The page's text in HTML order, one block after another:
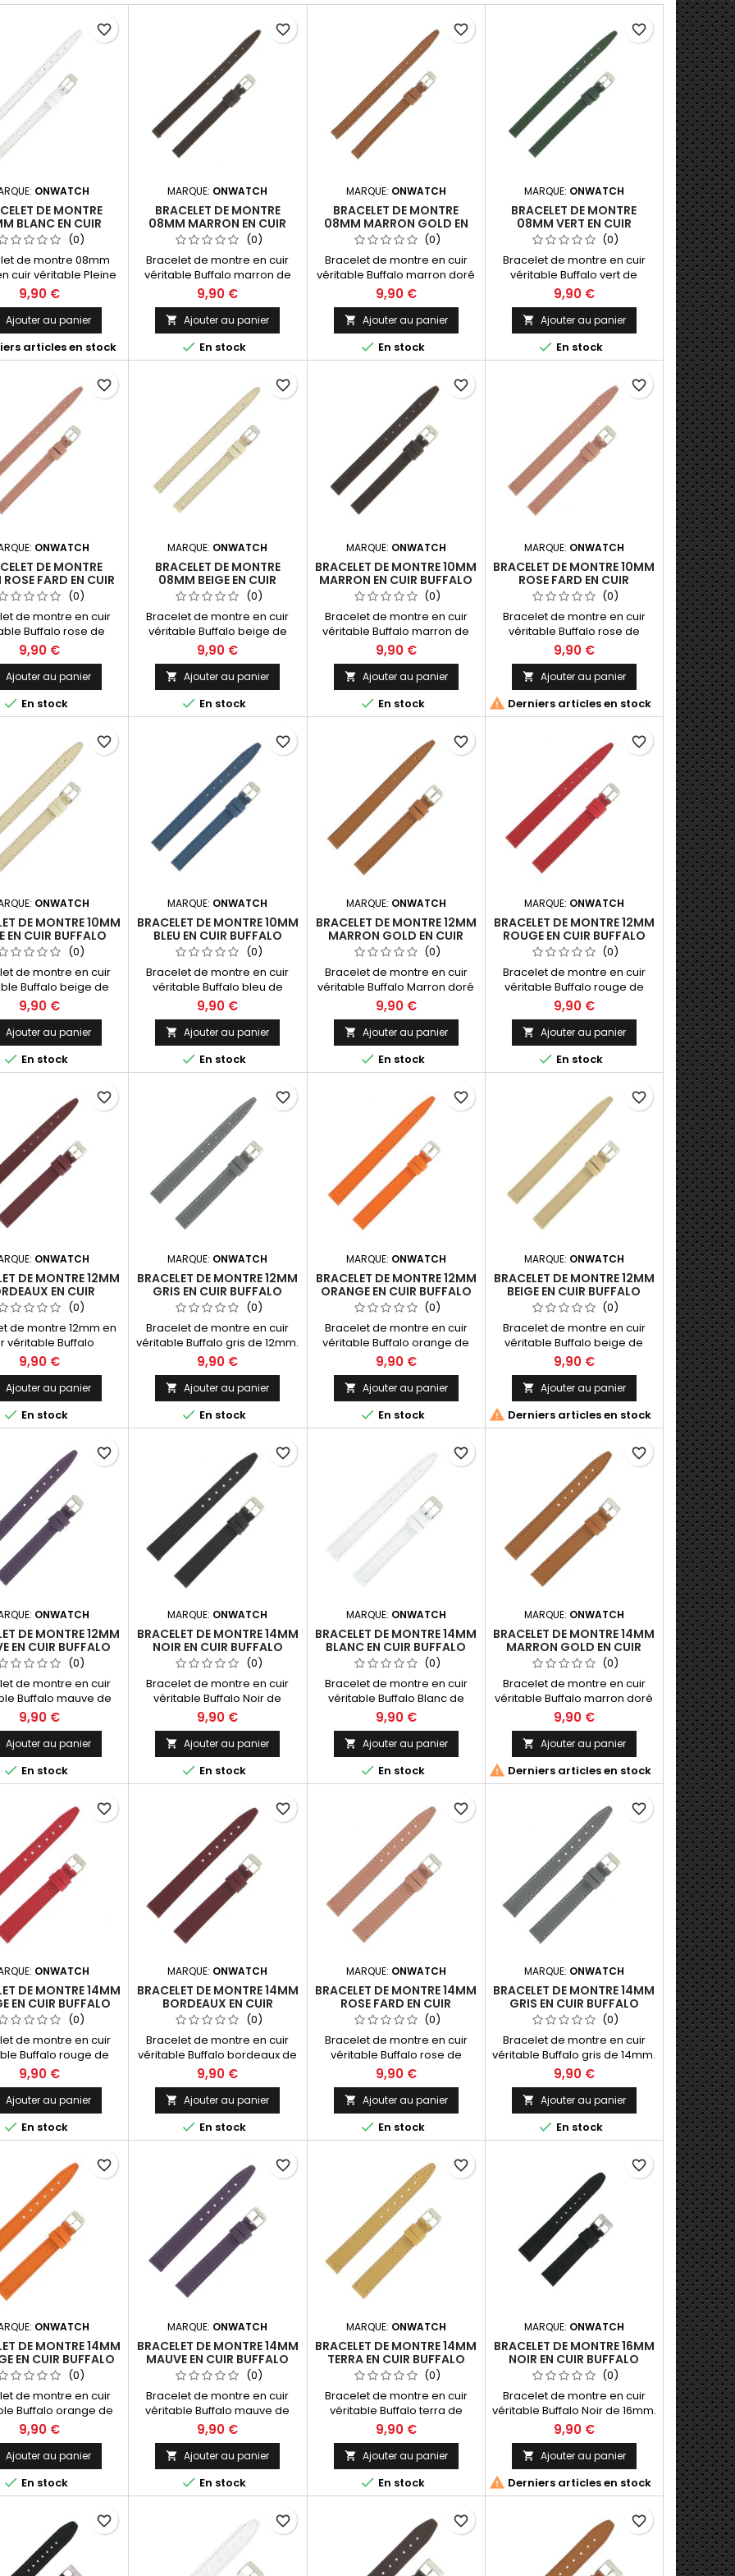
ONWATCH
DE MONTRE
BLANC EN CUIR
FABRICATION
ARTISANALE
(0)
de montre 08mm
cuir véritable Pleine
Buffalo. Fabrication
Made in Spain.
9,90 €
Ajouter au panier
articles en stock
favorite_border
MARQUE: ONWATCH
BRACELET DE MONTRE
08MM MARRON EN CUIR
BUFFALO FABRICATION
ARTISANALE
(0)
Bracelet de montre en cuir
véritable Buffalo marron de
08mm. Fabrication Artisanale
Made in Spain.
9,90 €
 Ajouter au panier
 En stock
favorite_border
MARQUE: ONWATCH
BRACELET DE MONTRE
08MM MARRON GOLD EN
CUIR BUFFALO FABRICATION
ARTISANALE
(0)
Bracelet de montre en cuir
véritable Buffalo marron doré
de 08mm. Fabrication
Artisanale Made in Spain.
9,90 €
 Ajouter au panier
 En stock
favorite_border
MARQUE: ONWATCH
BRACELET DE MONTRE
08MM VERT EN CUIR
BUFFALO FABRICATION
ARTISANALE
(0)
Bracelet de montre en cuir
véritable Buffalo vert de
08mm. Fabrication Artisanale
Made in Spain.
9,90 €
 Ajouter au panier
 En stock
favorite_border
ONWATCH
DE MONTRE
FARD EN CUIR
FABRICATION
ARTISANALE
(0)
de montre en cuir
Buffalo rose de
Fabrication Artisanale
Made in Spain.
9,90 €
Ajouter au panier
 En stock
favorite_border
MARQUE: ONWATCH
BRACELET DE MONTRE
08MM BEIGE EN CUIR
BUFFALO FABRICATION
ARTISANALE
(0)
Bracelet de montre en cuir
véritable Buffalo beige de
08mm. Fabrication Artisanale
Made in Spain.
9,90 €
 Ajouter au panier
 En stock
favorite_border
MARQUE: ONWATCH
BRACELET DE MONTRE 10MM
MARRON EN CUIR BUFFALO
FABRICATION ARTISANALE
(0)
Bracelet de montre en cuir
véritable Buffalo marron de
10mm. Fabrication Artisanale
Made in Spain.
9,90 €
 Ajouter au panier
 En stock
favorite_border
MARQUE: ONWATCH
BRACELET DE MONTRE 10MM
ROSE FARD EN CUIR
BUFFALO FABRICATION
ARTISANALE
(0)
Bracelet de montre en cuir
véritable Buffalo rose de
10mm. Fabrication Artisanale
Made in Spain.
9,90 €
 Ajouter au panier
 Derniers articles en stock
favorite_border
ONWATCH
DE MONTRE 10MM
EN CUIR BUFFALO
ARTISANALE
(0)
de montre en cuir
Buffalo beige de
Fabrication Artisanale
Made in Spain.
9,90 €
Ajouter au panier
 En stock
favorite_border
MARQUE: ONWATCH
BRACELET DE MONTRE 10MM
BLEU EN CUIR BUFFALO
FABRICATION ARTISANALE
(0)
Bracelet de montre en cuir
véritable Buffalo bleu de
10mm. Fabrication Artisanale
Made in Spain.
9,90 €
 Ajouter au panier
 En stock
favorite_border
MARQUE: ONWATCH
BRACELET DE MONTRE 12MM
MARRON GOLD EN CUIR
BUFFALO FABRICATION
ARTISANALE
(0)
Bracelet de montre en cuir
véritable Buffalo Marron doré
de 12mm. Fabrication
Artisanale Made in Spain.
9,90 €
 Ajouter au panier
 En stock
favorite_border
MARQUE: ONWATCH
BRACELET DE MONTRE 12MM
ROUGE EN CUIR BUFFALO
FABRICATION ARTISANALE
(0)
Bracelet de montre en cuir
véritable Buffalo rouge de
12mm. Fabrication Artisanale
Made in Spain.
9,90 €
 Ajouter au panier
 En stock
favorite_border
ONWATCH
DE MONTRE 12MM
EN CUIR
FABRICATION
ARTISANALE
(0)
de montre 12mm en
véritable Buffalo
Fabrication
Made in Spain.
9,90 €
Ajouter au panier
 En stock
favorite_border
MARQUE: ONWATCH
BRACELET DE MONTRE 12MM
GRIS EN CUIR BUFFALO
FABRICATION ARTISANALE
(0)
Bracelet de montre en cuir
véritable Buffalo gris de 12mm.
Fabrication Artisanale Made in
Spain.
9,90 €
 Ajouter au panier
 En stock
favorite_border
MARQUE: ONWATCH
BRACELET DE MONTRE 12MM
ORANGE EN CUIR BUFFALO
FABRICATION ARTISANALE
(0)
Bracelet de montre en cuir
véritable Buffalo orange de
12mm. Fabrication Artisanale
Made in Spain.
9,90 €
 Ajouter au panier
 En stock
favorite_border
MARQUE: ONWATCH
BRACELET DE MONTRE 12MM
BEIGE EN CUIR BUFFALO
FABRICATION ARTISANALE
(0)
Bracelet de montre en cuir
véritable Buffalo beige de
12mm. Fabrication Artisanale
Made in Spain.
9,90 €
 Ajouter au panier
 Derniers articles en stock
favorite_border
ONWATCH
DE MONTRE 12MM
EN CUIR BUFFALO
ARTISANALE
(0)
de montre en cuir
Buffalo mauve de
Fabrication Artisanale
Made in Spain.
9,90 €
Ajouter au panier
 En stock
favorite_border
MARQUE: ONWATCH
BRACELET DE MONTRE 14MM
NOIR EN CUIR BUFFALO
FABRICATION ARTISANALE
(0)
Bracelet de montre en cuir
véritable Buffalo Noir de
14mm. Fabrication Artisanale
Made in Spain.
9,90 €
 Ajouter au panier
 En stock
favorite_border
MARQUE: ONWATCH
BRACELET DE MONTRE 14MM
BLANC EN CUIR BUFFALO
FABRICATION ARTISANALE
(0)
Bracelet de montre en cuir
véritable Buffalo Blanc de
14mm. Fabrication Artisanale
Made in Spain.
9,90 €
 Ajouter au panier
 En stock
favorite_border
MARQUE: ONWATCH
BRACELET DE MONTRE 14MM
MARRON GOLD EN CUIR
BUFFALO FABRICATION
ARTISANALE
(0)
Bracelet de montre en cuir
véritable Buffalo marron doré
de 14mm. Fabrication
Artisanale Made in Spain.
9,90 €
 Ajouter au panier
 Derniers articles en stock
favorite_border
ONWATCH
DE MONTRE 14MM
EN CUIR BUFFALO
ARTISANALE
(0)
de montre en cuir
Buffalo rouge de
Fabrication Artisanale
Made in Spain.
9,90 €
Ajouter au panier
 En stock
favorite_border
MARQUE: ONWATCH
BRACELET DE MONTRE 14MM
BORDEAUX EN CUIR
BUFFALO FABRICATION
ARTISANALE
(0)
Bracelet de montre en cuir
véritable Buffalo bordeaux de
14mm. Fabrication Artisanale
Made in Spain.
9,90 €
 Ajouter au panier
 En stock
favorite_border
MARQUE: ONWATCH
BRACELET DE MONTRE 14MM
ROSE FARD EN CUIR
BUFFALO FABRICATION
ARTISANALE
(0)
Bracelet de montre en cuir
véritable Buffalo rose de
14mm. Fabrication Artisanale
Made in Spain.
9,90 €
 Ajouter au panier
 En stock
favorite_border
MARQUE: ONWATCH
BRACELET DE MONTRE 14MM
GRIS EN CUIR BUFFALO
FABRICATION ARTISANALE
(0)
Bracelet de montre en cuir
véritable Buffalo gris de 14mm.
Fabrication Artisanale Made in
Spain.
9,90 €
 Ajouter au panier
 En stock
favorite_border
ONWATCH
DE MONTRE 14MM
EN CUIR BUFFALO
ARTISANALE
(0)
de montre en cuir
Buffalo orange de
Fabrication Artisanale
Made in Spain.
9,90 €
Ajouter au panier
 En stock
favorite_border
MARQUE: ONWATCH
BRACELET DE MONTRE 14MM
MAUVE EN CUIR BUFFALO
FABRICATION ARTISANALE
(0)
Bracelet de montre en cuir
véritable Buffalo mauve de
14mm. Fabrication Artisanale
Made in Spain.
9,90 €
 Ajouter au panier
 En stock
favorite_border
MARQUE: ONWATCH
BRACELET DE MONTRE 14MM
TERRA EN CUIR BUFFALO
FABRICATION ARTISANALE
(0)
Bracelet de montre en cuir
véritable Buffalo terra de
14mm. Fabrication Artisanale
Made in Spain.
9,90 €
 Ajouter au panier
 En stock
favorite_border
MARQUE: ONWATCH
BRACELET DE MONTRE 16MM
NOIR EN CUIR BUFFALO
FABRICATION ARTISANALE
(0)
Bracelet de montre en cuir
véritable Buffalo Noir de 16mm.
Fabrication Artisanale Made in
Spain.
9,90 €
 Ajouter au panier
 Derniers articles en stock
favorite_border
favorite_border favorite_border favorite_border favorite_border